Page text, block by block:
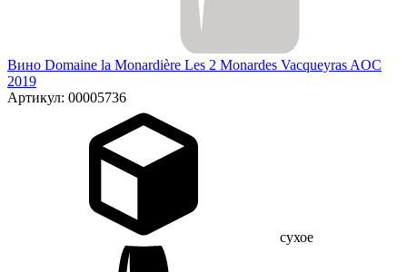
Вино Domaine la Monardière Les 2 Monardes Vacqueyras AOC
2019
Артикул: 00005736
сухое